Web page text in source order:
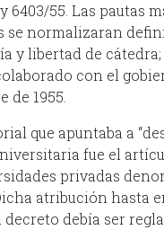
55. Las pautas
se normalizaran
y libertad de
con el
de 1955.
que apuntaba a
fue el
privadas
atribución hasta
decreto debía ser